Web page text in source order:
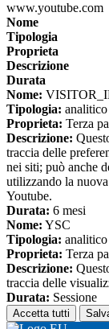
www.youtube.com
Nome
Tipologia
Proprieta
Descrizione
Durata
Nome:
Tipologia: analitico
Proprieta: Terza
Descrizione:
traccia delle
nei siti; può anche
utilizzando la
Youtube.
Durata: 6 mesi
Nome: YSC
Tipologia: analitico
Proprieta: Terza
Descrizione:
traccia delle
Durata: Sessione
Accetta tutti